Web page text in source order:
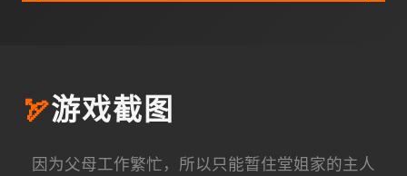
🏹游戏截图
因为父母工作繁忙，所以只能暂住堂姐家的主人